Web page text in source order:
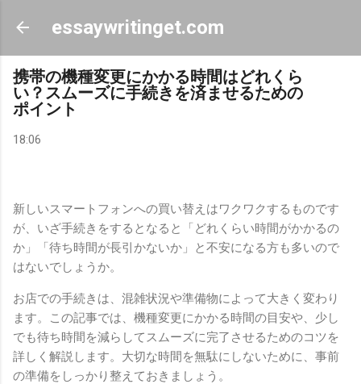
スキップしてメイン コンテンツに移動
essaywritinget.com
携帯の機種変更にかかる時間はどれくら
い？スムーズに手続きを済ませるための
ポイント
18:06
新しいスマートフォンへの買い替えはワクワクするものです
が、いざ手続きをするとなると「どれくらい時間がかかるの
か」「待ち時間が長引かないか」と不安になる方も多いので
はないでしょうか。
お店での手続きは、混雑状況や準備物によって大きく変わり
ます。この記事では、機種変更にかかる時間の目安や、少し
でも待ち時間を減らしてスムーズに完了させるためのコツを
詳しく解説します。大切な時間を無駄にしないために、事前
の準備をしっかり整えておきましょう。